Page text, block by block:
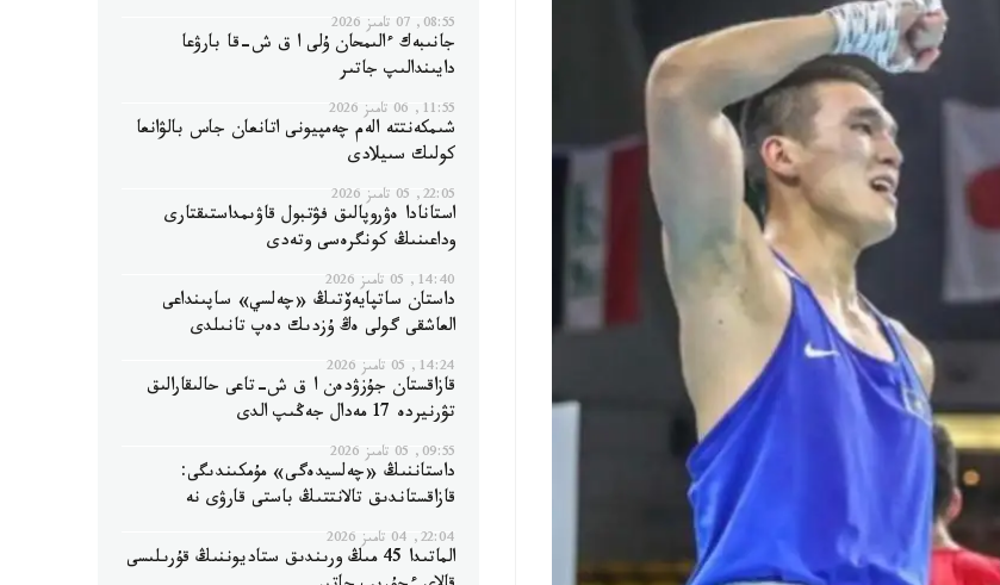
08:55, 07 تامىز 2026
جانىبەك ءالىمحان ۇلى ا ق ش-قا بارۋعا
دايىندالىپ جاتىر
11:55, 06 تامىز 2026
شىمكەنتتە الەم چەمپيونى اتانعان جاس بالۋانعا
كولىك سىيلادى
22:05, 05 تامىز 2026
استانادا ەۋروپالىق فۋتبول قاۋىمداستىقتارى
وداعىنىڭ كونگرەسى وتەدى
14:40, 05 تامىز 2026
داستان ساتپايەۆتىڭ «چەلسي» ساپىنداعى
العاشقى گولى ەڭ ۇزدىك دەپ تانىلدى
14:24, 05 تامىز 2026
قازاقستان جۇزۋدەن ا ق ش-تاعى حالىقارالىق
تۋرنيردە 17 مەدال جەڭىپ الدى
09:55, 05 تامىز 2026
داستاننىڭ «چەلسيدەگى» مۇمكىندىگى:
قازاقستاندىق تالانتتىڭ باستى قارۋى نە
22:04, 04 تامىز 2026
الماتىدا 45 مىڭ ورىندىق ستاديوننىڭ قۇرىلىسى